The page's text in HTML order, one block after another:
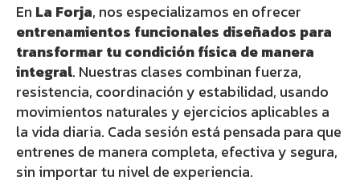
En La Forja, nos especializamos en ofrecer
entrenamientos funcionales diseñados para
transformar tu condición física de manera
integral. Nuestras clases combinan fuerza,
resistencia, coordinación y estabilidad, usando
movimientos naturales y ejercicios aplicables a
la vida diaria. Cada sesión está pensada para que
entrenes de manera completa, efectiva y segura,
sin importar tu nivel de experiencia.